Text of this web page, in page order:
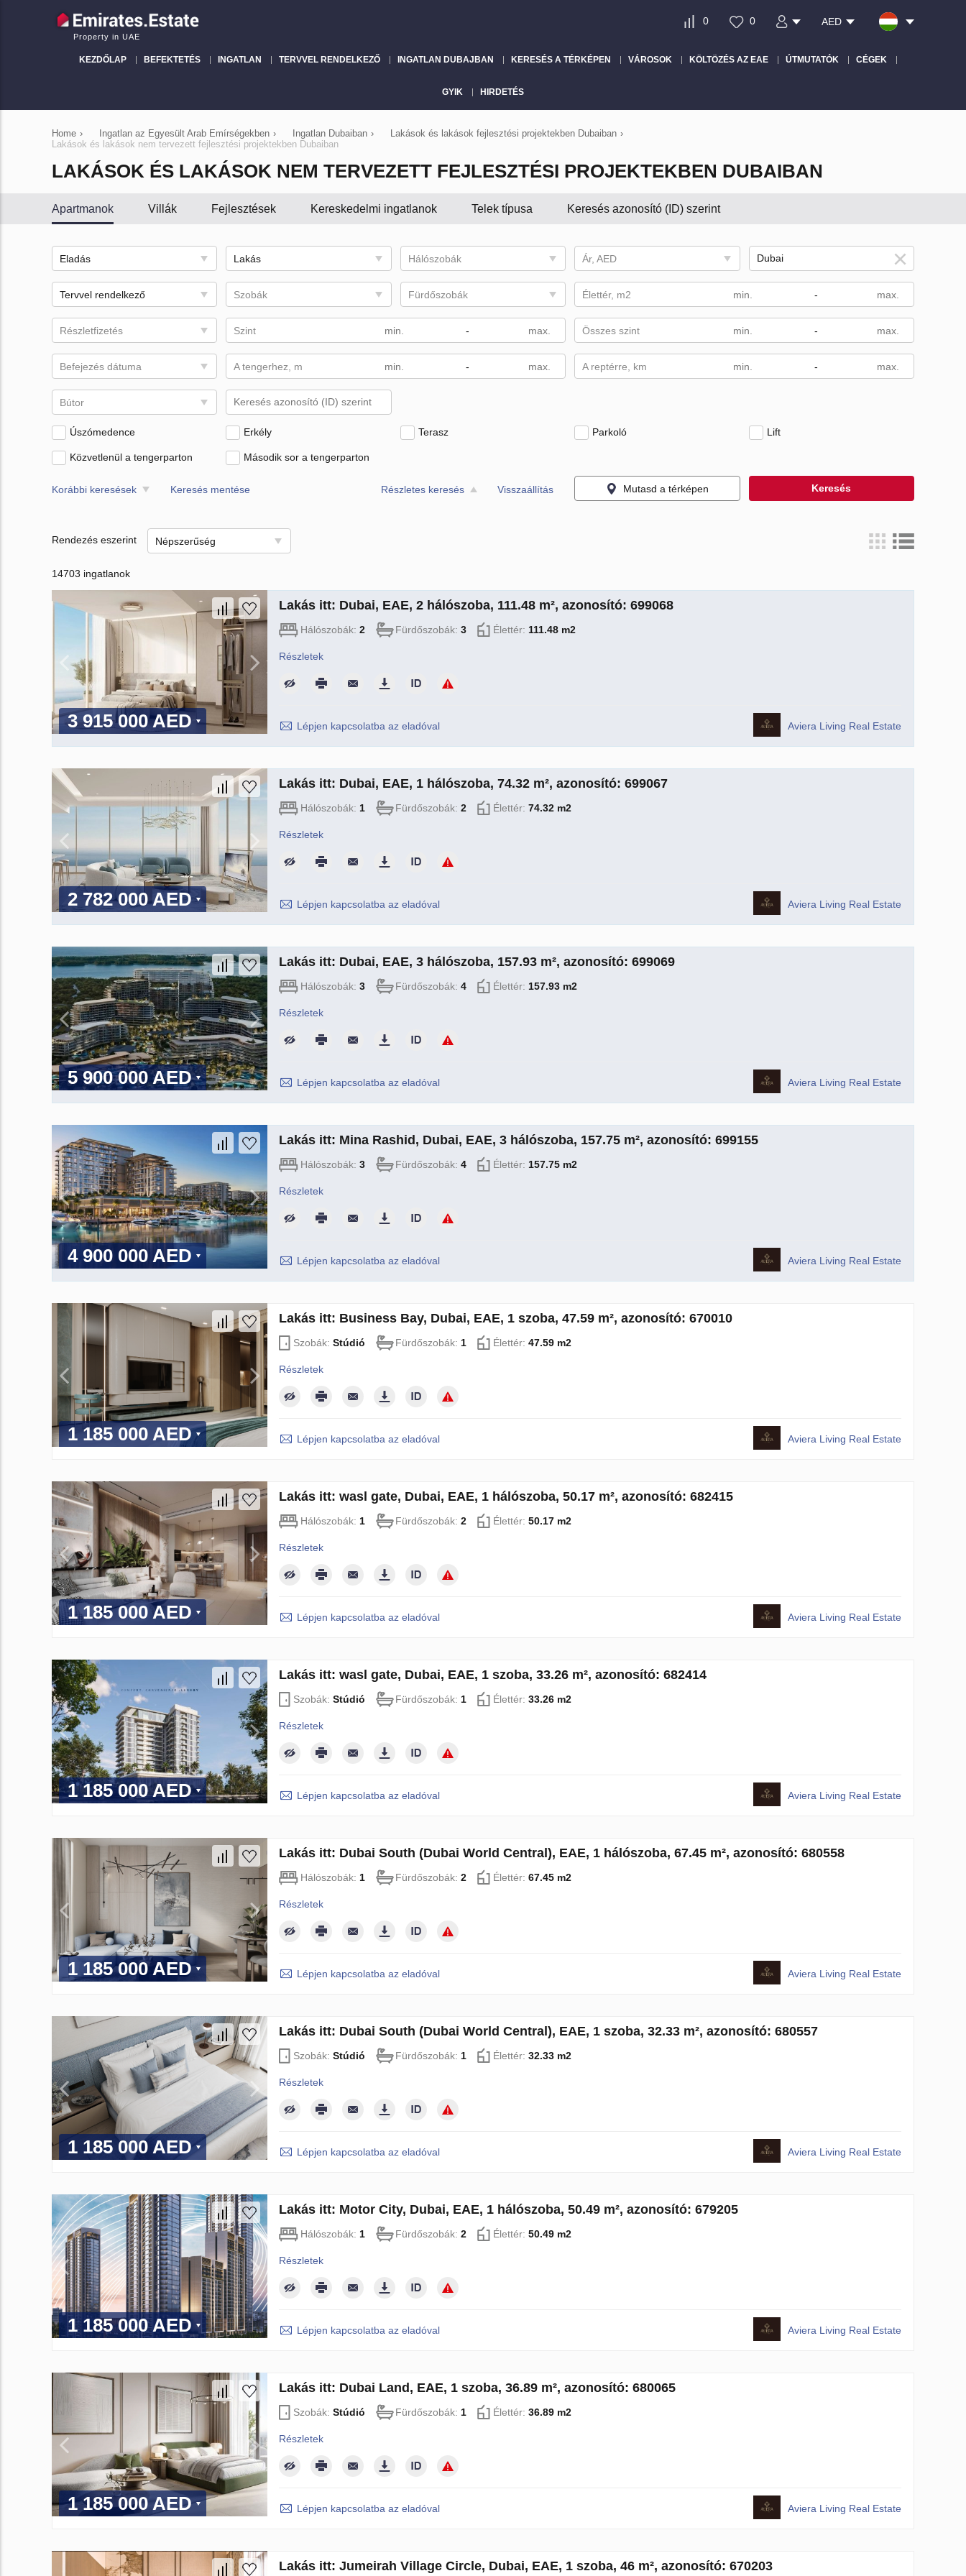
Property in UAE
0 0 AED
KEZDŐLAP BEFEKTETÉS INGATLAN TERVVEL RENDELKEZŐ INGATLAN DUBAJBAN KERESÉS A TÉRKÉPEN VÁROSOK KÖLTÖZÉS AZ EAE ÚTMUTATÓK CÉGEK
GYIK HIRDETÉS
Home › Ingatlan az Egyesült Arab Emírségekben › Ingatlan Dubaiban › Lakások és lakások fejlesztési projektekben Dubaiban ›
Lakások és lakások nem tervezett fejlesztési projektekben Dubaiban
LAKÁSOK ÉS LAKÁSOK NEM TERVEZETT FEJLESZTÉSI PROJEKTEKBEN DUBAIBAN
Apartmanok Villák Fejlesztések Kereskedelmi ingatlanok Telek típusa Keresés azonosító (ID) szerint
Eladás Lakás Hálószobák Ár, AED
Tervvel rendelkező Szobák Fürdőszobák Élettér, m2 -
Részletfizetés Szint - Összes szint -
Befejezés dátuma A tengerhez, m - A reptérre, km -
Bútor
Úszómedence Erkély Terasz Parkoló Lift
Közvetlenül a tengerparton Második sor a tengerparton
Korábbi keresések Keresés mentése Részletes keresés Visszaállítás Mutasd a térképen Keresés
Rendezés eszerint Népszerűség
14703 ingatlanok
3 915 000 AED
Lakás itt: Dubai, EAE, 2 hálószoba, 111.48 m², azonosító: 699068
Hálószobák: 2 Fürdőszobák: 3 Élettér: 111.48 m2
Részletek
Lépjen kapcsolatba az eladóval Aviera Living Real Estate
2 782 000 AED
Lakás itt: Dubai, EAE, 1 hálószoba, 74.32 m², azonosító: 699067
Hálószobák: 1 Fürdőszobák: 2 Élettér: 74.32 m2
Részletek
Lépjen kapcsolatba az eladóval Aviera Living Real Estate
5 900 000 AED
Lakás itt: Dubai, EAE, 3 hálószoba, 157.93 m², azonosító: 699069
Hálószobák: 3 Fürdőszobák: 4 Élettér: 157.93 m2
Részletek
Lépjen kapcsolatba az eladóval Aviera Living Real Estate
4 900 000 AED
Lakás itt: Mina Rashid, Dubai, EAE, 3 hálószoba, 157.75 m², azonosító: 699155
Hálószobák: 3 Fürdőszobák: 4 Élettér: 157.75 m2
Részletek
Lépjen kapcsolatba az eladóval Aviera Living Real Estate
1 185 000 AED
Lakás itt: Business Bay, Dubai, EAE, 1 szoba, 47.59 m², azonosító: 670010
Szobák: Stúdió Fürdőszobák: 1 Élettér: 47.59 m2
Részletek
Lépjen kapcsolatba az eladóval Aviera Living Real Estate
1 185 000 AED
Lakás itt: wasl gate, Dubai, EAE, 1 hálószoba, 50.17 m², azonosító: 682415
Hálószobák: 1 Fürdőszobák: 2 Élettér: 50.17 m2
Részletek
Lépjen kapcsolatba az eladóval Aviera Living Real Estate
1 185 000 AED
Lakás itt: wasl gate, Dubai, EAE, 1 szoba, 33.26 m², azonosító: 682414
Szobák: Stúdió Fürdőszobák: 1 Élettér: 33.26 m2
Részletek
Lépjen kapcsolatba az eladóval Aviera Living Real Estate
1 185 000 AED
Lakás itt: Dubai South (Dubai World Central), EAE, 1 hálószoba, 67.45 m², azonosító: 680558
Hálószobák: 1 Fürdőszobák: 2 Élettér: 67.45 m2
Részletek
Lépjen kapcsolatba az eladóval Aviera Living Real Estate
1 185 000 AED
Lakás itt: Dubai South (Dubai World Central), EAE, 1 szoba, 32.33 m², azonosító: 680557
Szobák: Stúdió Fürdőszobák: 1 Élettér: 32.33 m2
Részletek
Lépjen kapcsolatba az eladóval Aviera Living Real Estate
1 185 000 AED
Lakás itt: Motor City, Dubai, EAE, 1 hálószoba, 50.49 m², azonosító: 679205
Hálószobák: 1 Fürdőszobák: 2 Élettér: 50.49 m2
Részletek
Lépjen kapcsolatba az eladóval Aviera Living Real Estate
1 185 000 AED
Lakás itt: Dubai Land, EAE, 1 szoba, 36.89 m², azonosító: 680065
Szobák: Stúdió Fürdőszobák: 1 Élettér: 36.89 m2
Részletek
Lépjen kapcsolatba az eladóval Aviera Living Real Estate
Lakás itt: Jumeirah Village Circle, Dubai, EAE, 1 szoba, 46 m², azonosító: 670203